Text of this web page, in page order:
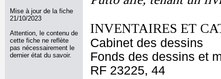
Mise à jour de la fiche
21/10/2023
Attention, le contenu de
cette fiche ne reflète
pas nécessairement le
dernier état du savoir.
INVENTAIRES ET
Cabinet des dessins
Fonds des dessins et
RF 23225, 44